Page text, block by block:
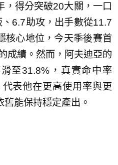
，得分突破20大關，一口
6.7助攻，出手數從11.7
核心地位，今天季後賽首
成績。然而，阿夫迪亞的
至31.8%，真實命中率
代表他在更高使用率與更
能保持穩定產出。